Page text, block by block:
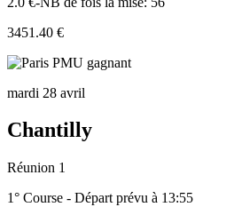
3451.40 €
mardi 28 avril
Chantilly
Réunion 1
1° Course - Départ prévu à 13:55